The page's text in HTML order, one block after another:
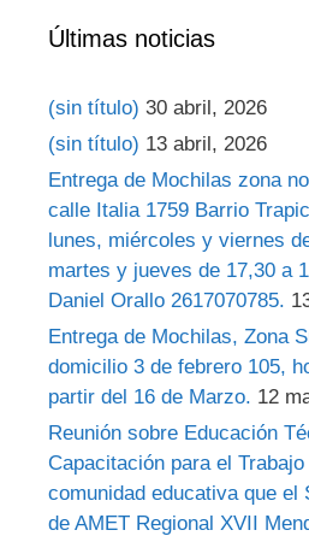
Últimas noticias
(sin título) 30 abril, 2026
(sin título) 13 abril, 2026
Entrega de Mochilas zona
calle Italia 1759 Barrio
lunes, miércoles y viernes
martes y jueves de 17,30 a
Daniel Orallo 2617070785.
Entrega de Mochilas, Zona
domicilio 3 de febrero 105,
partir del 16 de Marzo. 12
Reunión sobre Educación
Capacitación para el
comunidad educativa que el
de AMET Regional XVII